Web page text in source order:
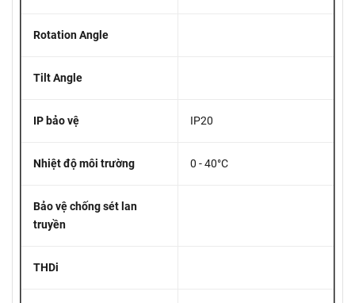
Rotation Angle
Tilt Angle
IP bảo vệ IP20
Nhiệt độ môi trường 0 - 40°C
Bảo vệ chống sét lan
truyền
THDi